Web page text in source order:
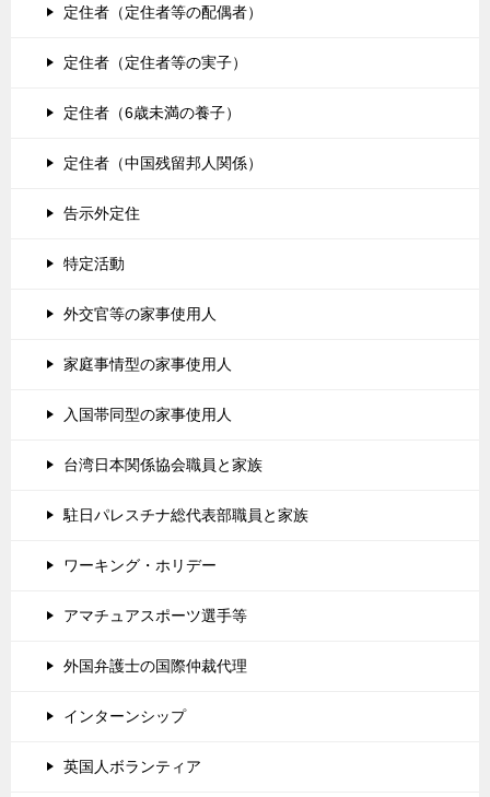
定住者（定住者等の配偶者）
定住者（定住者等の実子）
定住者（6歳未満の養子）
定住者（中国残留邦人関係）
告示外定住
特定活動
外交官等の家事使用人
家庭事情型の家事使用人
入国帯同型の家事使用人
台湾日本関係協会職員と家族
駐日パレスチナ総代表部職員と家族
ワーキング・ホリデー
アマチュアスポーツ選手等
外国弁護士の国際仲裁代理
インターンシップ
英国人ボランティア